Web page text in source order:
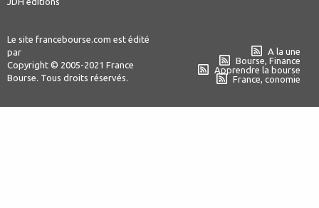
Le site francebourse.com est édité
par
Copyright © 2005-2021 France
Bourse. Tous droits réservés.
A la une
Bourse, Finance
Apprendre la bourse
France, conomie